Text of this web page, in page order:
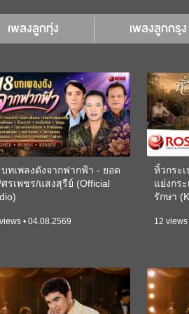
เพลงลูกทุ่ง เพลงลูกกรุง
บทเพลงดังจากฟากฟ้า - ยอด
ศรเพชร/แสงสุรีย์ (Official
• 04.08.2569
หิ้วกระ
แย่งกร
รักษา
12 views